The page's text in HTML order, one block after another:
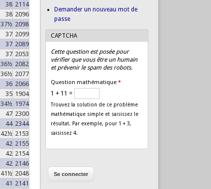
38 2114
38 2096
37½ 2098
37 2099
37 2089
37 2053
36½ 2082
36½ 2077
36 2066
35 1904
34½ 1974
47 2300
44 2344
42½ 2153
42 2155
42 2154
42 2146
41½ 2048
41 2141
Demander un nouveau mot de
passe
CAPTCHA
Cette question est posée pour
vérifier que vous être un humain
et prévenir le spam des robots.
Question mathématique *
1 + 11 =
Trouvez la solution de ce problème
mathématique simple et saisissez le
résultat. Par exemple, pour 1 + 3,
saisissez 4.